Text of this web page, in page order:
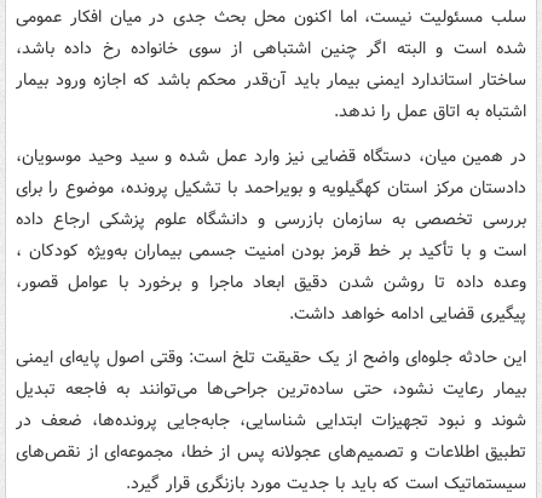
سلب مسئولیت نیست، اما اکنون محل بحث جدی در میان افکار عمومی
شده است و البته اگر چنین اشتباهی از سوی خانواده رخ داده باشد،
ساختار استاندارد ایمنی بیمار باید آن‌قدر محکم باشد که اجازه ورود بیمار
اشتباه به اتاق عمل را ندهد.
در همین میان، دستگاه قضایی نیز وارد عمل شده و سید وحید موسویان،
دادستان مرکز استان کهگیلویه و بویراحمد با تشکیل پرونده، موضوع را برای
بررسی تخصصی به سازمان بازرسی و دانشگاه علوم پزشکی ارجاع داده
است و با تأکید بر خط قرمز بودن امنیت جسمی بیماران به‌ویژه کودکان ،
وعده داده تا روشن شدن دقیق ابعاد ماجرا و برخورد با عوامل قصور،
پیگیری قضایی ادامه خواهد داشت.
این حادثه جلوه‌ای واضح از یک حقیقت تلخ است: وقتی اصول پایه‌ای ایمنی
بیمار رعایت نشود، حتی ساده‌ترین جراحی‌ها می‌توانند به فاجعه تبدیل
شوند و نبود تجهیزات ابتدایی شناسایی، جابه‌جایی پرونده‌ها، ضعف در
تطبیق اطلاعات و تصمیم‌های عجولانه پس از خطا، مجموعه‌ای از نقص‌های
سیستماتیک است که باید با جدیت مورد بازنگری قرار گیرد.